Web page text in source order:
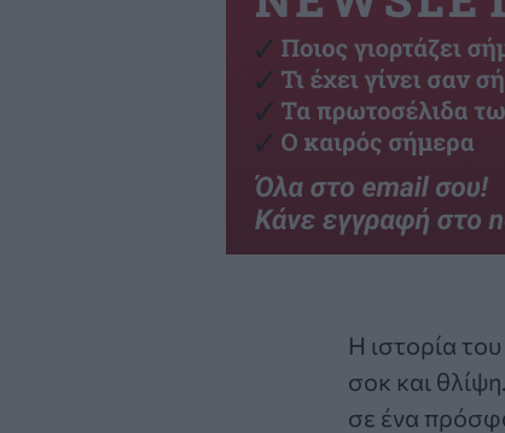
Η ιστορία του
σοκ και
σε ένα